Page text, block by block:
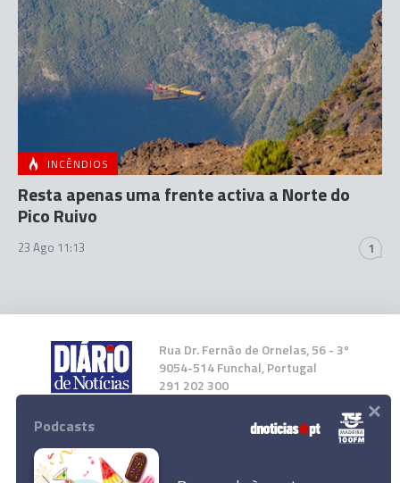
INCÊNDIOS
Resta apenas uma frente activa a Norte do
Pico Ruivo
23 Ago 11:13 1
Rua Dr. Fernão de Ornelas, 56 - 3º
9054-514 Funchal, Portugal
291 202 300
Instale a nossa App
Podcasts ×